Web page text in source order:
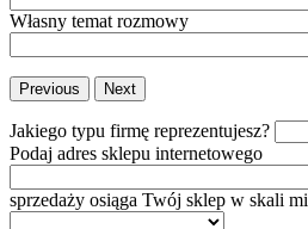
Własny temat rozmowy
Previous Next
Jakiego typu firmę reprezentujesz?
Podaj adres sklepu internetowego
sprzedaży osiąga Twój sklep w skali